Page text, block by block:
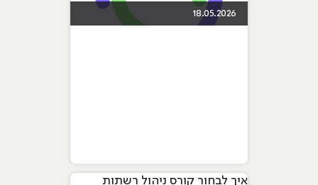
18.05.2026
איך לבחור קורס ניהול רשתות